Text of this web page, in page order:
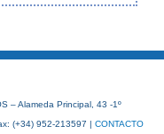
– Alameda Principal, 43 -1º
(+34) 952-213597 | CONTACTO